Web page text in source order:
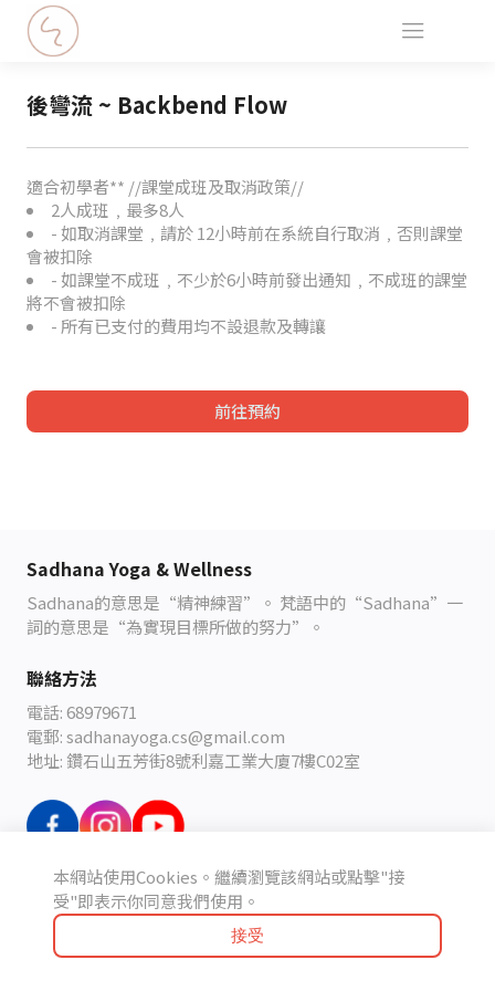
後彎流 ~ Backbend Flow
適合初學者** //課堂成班及取消政策//
2人成班﹐最多8人
- 如取消課堂﹐請於 12小時前在系統自行取消﹐否則課堂
會被扣除
- 如課堂不成班﹐不少於6小時前發出通知﹐不成班的課堂
將不會被扣除
- 所有已支付的費用均不設退款及轉讓
前往預約
Sadhana Yoga & Wellness
Sadhana的意思是 “精神練習” 。 梵語中的 “Sadhana” 一
詞的意思是 “為實現目標所做的努力” 。
聯絡方法
電話: 68979671
電郵: sadhanayoga.cs@gmail.com
地址: 鑽石山五芳街8號利嘉工業大廈7樓C02室
條款及細則
Powered by
本網站使用Cookies。繼續瀏覽該網站或點擊"接
受"即表示你同意我們使用。
接受